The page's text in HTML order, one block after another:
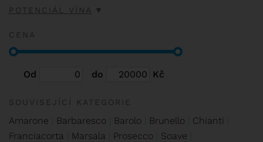
POTENCIÁL VÍNA
CENA
Od do Kč
SOUVISEJÍCÍ KATEGORIE
Amarone Barbaresco Barolo Brunello
Chianti
Franciacorta
Marsala Prosecco
Soave